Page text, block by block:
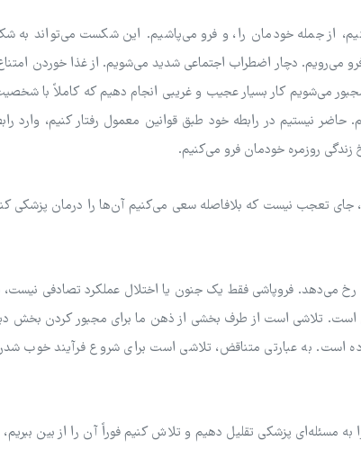
از جمله خودمان را، و فرو می‌پاشیم. این شکست می‌تواند به
می‌رویم. دچار اضطراب اجتماعی شدید می‌شویم. از غذا خوردن
می‌شویم کار بسیار عجیب و غریبی انجام دهیم که کاملاً با
نیستیم در رابطه خود طبق قوانین معمول رفتار کنیم، وارد
روزمره خودمان فرو می‌کنیم.
جای تعجب نیست که بلافاصله سعی می‌کنیم آن‌ها را درمان پزشکی
رخ می‌دهد. فروپاشی فقط یک جنون یا اختلال عملکرد تصادفی نیست،
تلاشی است از طرف بخشی از ذهن ما برای مجبور کردن بخش
است. به عبارتی متناقض، تلاشی است برای شروع فرآیند خوب
مسئله‌ای پزشکی تقلیل دهیم و تلاش کنیم فوراً آن را از بین